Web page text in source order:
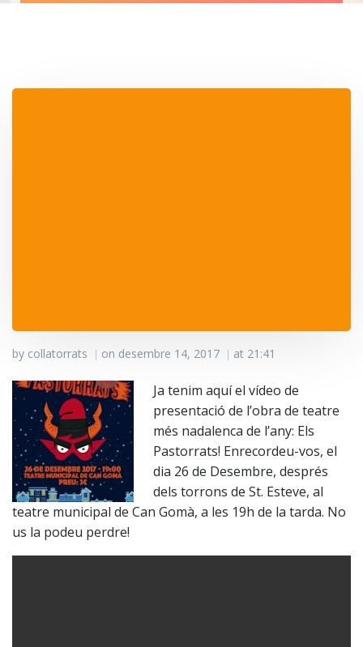
by collatorrats | on desembre 14, 2017 | at 21:41
Ja tenim aquí el vídeo de
presentació de l’obra de teatre
més nadalenca de l’any: Els
Pastorrats! Enrecordeu-vos, el
dia 26 de Desembre, després
dels torrons de St. Esteve, al
teatre municipal de Can Gomà, a les 19h de la tarda. No
us la podeu perdre!